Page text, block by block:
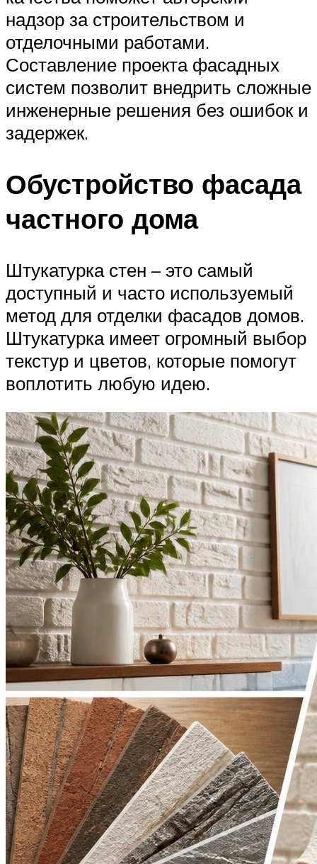
надзор за строительством и
отделочными работами.
Составление проекта фасадных
систем позволит внедрить сложные
инженерные решения без ошибок и
задержек.
Обустройство фасада
частного дома
Штукатурка стен – это самый
доступный и часто используемый
метод для отделки фасадов домов.
Штукатурка имеет огромный выбор
текстур и цветов, которые помогут
воплотить любую идею.